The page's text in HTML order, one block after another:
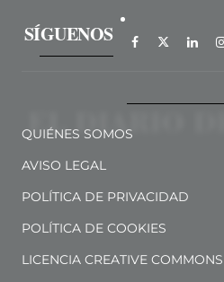
SÍGUENOS
QUIÉNES SOMOS
AVISO LEGAL
POLÍTICA DE PRIVACIDAD
POLÍTICA DE COOKIES
LICENCIA CREATIVE COMMONS